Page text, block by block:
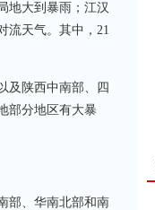
地大到暴雨；江汉
流天气。其中，21
及陕西中南部、四
部分地区有大暴
部、华南北部和南